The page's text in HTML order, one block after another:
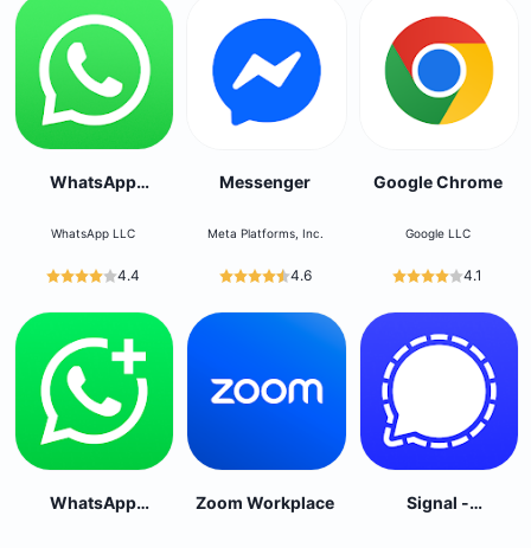
WhatsApp
WhatsApp LLC
4.4
Messenger
Meta Platforms, Inc.
4.6
Google Chrome
Google LLC
4.1
WhatsApp
Zoom Workplace
Signal -